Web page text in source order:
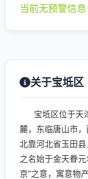
当前无预警信息
关于宝坻区
宝坻区位于天
麓，东临唐山市，
北靠河北省玉田县
之名始于金天眷
京”之意，寓意物